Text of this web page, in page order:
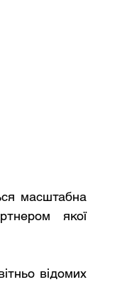
масштабна
якої
відомих